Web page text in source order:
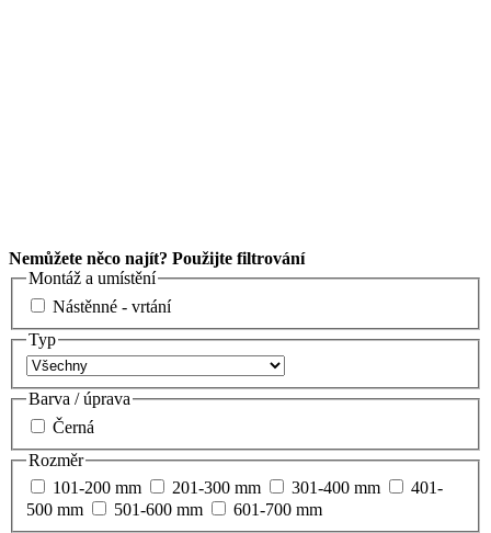
Nemůžete něco najít? Použijte filtrování
Montáž a umístění
Nástěnné - vrtání
Typ
Barva / úprava
Černá
Rozměr
101-200 mm
201-300 mm 301-400 mm
401-
500 mm
501-600 mm
601-700 mm